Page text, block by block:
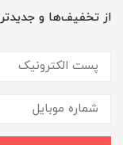
از تخفیف‌ها و